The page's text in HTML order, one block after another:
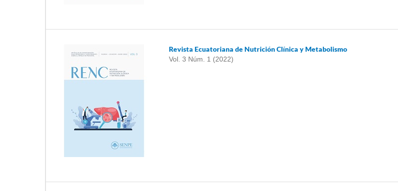
Revista Ecuatoriana de Nutrición Clínica y Metabolismo
Vol. 3 Núm. 1 (2022)